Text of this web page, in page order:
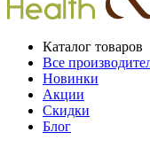
Каталог товаров
Все
Новинки
Акции
Скидки
Блог